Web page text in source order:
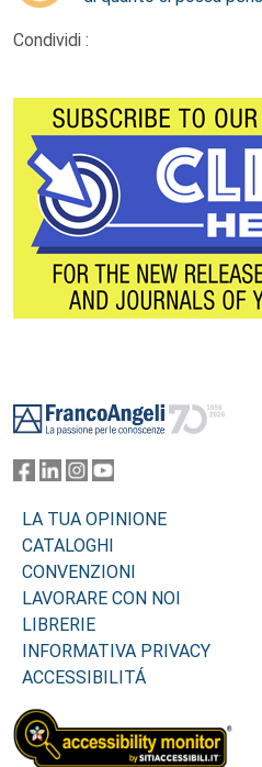
Condividi :
LA TUA OPINIONE
CATALOGHI
CONVENZIONI
LAVORARE CON NOI
LIBRERIE
INFORMATIVA PRIVACY
ACCESSIBILITÁ